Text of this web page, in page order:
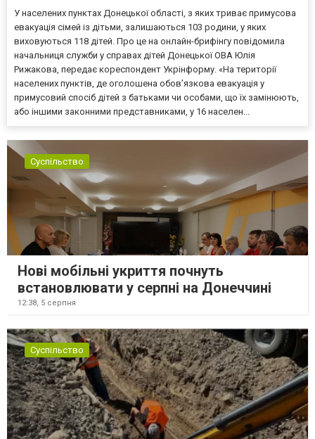
У населених пунктах Донецької області, з яких триває примусова
евакуація сімей із дітьми, залишаються 103 родини, у яких
виховуються 118 дітей. Про це на онлайн-брифінгу повідомила
начальниця служби у справах дітей Донецької ОВА Юлія
Рижакова, передає кореспондент Укрінформу. «На території
населених пунктів, де оголошена обов’язкова евакуація у
примусовий спосіб дітей з батьками чи особами, що їх замінюють,
або іншими законними представниками, у 16 населен...
Суспільство
Нові мобільні укриття почнуть
встановлювати у серпні на Донеччині
12:38, 5 серпня
Суспільство